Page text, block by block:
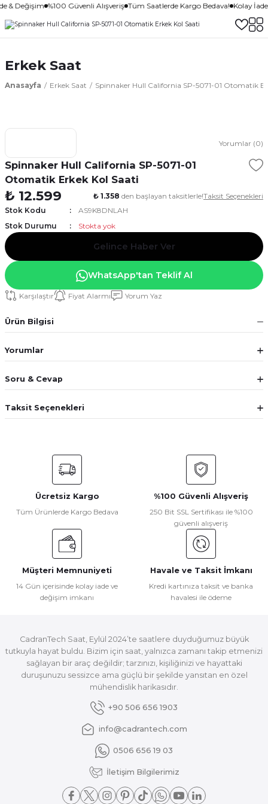
& Değişim %100 Güvenli Alışveriş Tüm Saatlerde Kargo Bedava! Kolay
Erkek Saat
Anasayfa Erkek Saat Spinnaker Hull California SP-5071-01 Otomatik
Yorumlar (0)
Spinnaker Hull California SP-5071-01
Otomatik Erkek Kol Saati
₺ 12.599 ₺ 1.358 den başlayan taksitlerle!Taksit Seçenekleri
Stok Kodu
AS9K8DNLAH
Stok Durumu
Stokta yok
Gelince Haber Ver
WhatsApp'tan Teklif Al
Karşılaştır Fiyat Alarmı Yorum Yaz
Ürün Bilgisi
Yorumlar
Soru & Cevap
Taksit Seçenekleri
Ücretsiz Kargo
Tüm Ürünlerde Kargo Bedava
%100 Güvenli Alışveriş
250 Bit SSL Sertifikası ile %100
güvenli alışveriş
Müşteri Memnuniyeti
14 Gün içerisinde kolay iade ve
değişim imkanı
Havale ve Taksit İmkanı
Kredi kartınıza taksit ve banka
havalesi ile ödeme
CadranTech Saat, Eylül 2024’te saatlere duyduğumuz büyük
tutkuyla hayat buldu. Bizim için saat, yalnızca zamanı takip etmenizi
sağlayan bir araç değildir; tarzınızı, kişiliğinizi ve hayattaki
duruşunuzu sessizce ama güçlü bir şekilde yansıtan en özel
mühendislik harikasıdır.
+90 506 656 1903
info@cadrantech.com
0506 656 19 03
İletişim Bilgilerimiz